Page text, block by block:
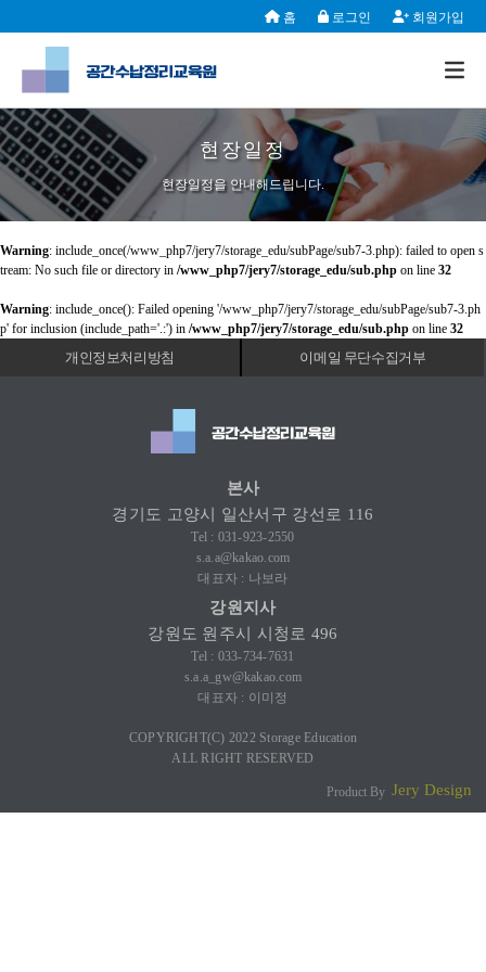
홈 로그인 회원가입
현장일정
현장일정을 안내해드립니다.
Warning: include_once(/www_php7/jery7/storage_edu/subPage/sub7-3.php): failed to open s
tream: No such file or directory in /www_php7/jery7/storage_edu/sub.php on line 32
Warning: include_once(): Failed opening '/www_php7/jery7/storage_edu/subPage/sub7-3.ph
p' for inclusion (include_path='.:') in /www_php7/jery7/storage_edu/sub.php on line 32
개인정보처리방침 이메일 무단수집거부
본사
경기도 고양시 일산서구 강선로 116
Tel : 031-923-2550
s.a.a@kakao.com
대표자 : 나보라
강원지사
강원도 원주시 시청로 496
Tel : 033-734-7631
s.a.a_gw@kakao.com
대표자 : 이미정
COPYRIGHT(C) 2022 Storage Education
ALL RIGHT RESERVED
Product By Jery Design